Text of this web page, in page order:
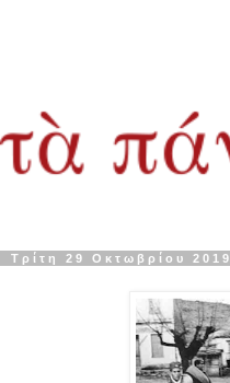
Τρίτη 29 Οκτωβρίου 2019